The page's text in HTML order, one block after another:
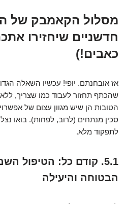
מסלול הקאמבק של
חדשניים שיחזירו
כאבים!)
אז אובחנתם. יופי! עכשיו השאלה
שהכתף תחזור לעבוד כמו שצריך,
הטובות הן שיש מגוון עצום של
סכין מנתחים (לרוב, לפחות). בואו
לתפקוד מלא.
5.1. קודם כל: הטיפול
הבטוחה והיעילה